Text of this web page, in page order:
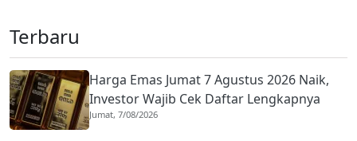
Terbaru
Harga Emas Jumat 7 Agustus 2026 Naik,
Investor Wajib Cek Daftar Lengkapnya
Jumat, 7/08/2026